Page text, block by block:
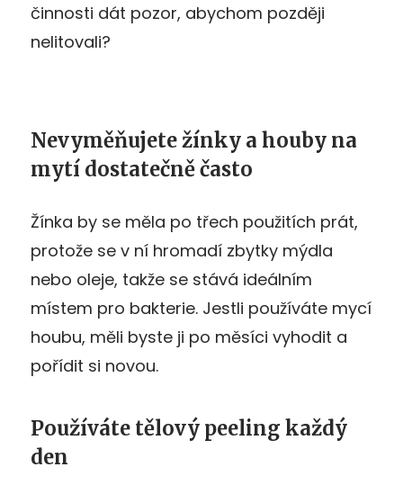
činnosti dát pozor, abychom později
nelitovali?
Nevyměňujete žínky a houby na
mytí dostatečně často
Žínka by se měla po třech použitích prát,
protože se v ní hromadí zbytky mýdla
nebo oleje, takže se stává ideálním
místem pro bakterie. Jestli používáte mycí
houbu, měli byste ji po měsíci vyhodit a
pořídit si novou.
Používáte tělový peeling každý
den